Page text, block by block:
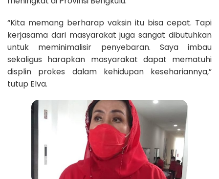
“Kita memang berharap vaksin itu bisa cepat. Tapi
kerjasama dari masyarakat juga sangat dibutuhkan
untuk meminimalisir penyebaran. Saya imbau
sekaligus harapkan masyarakat dapat mematuhi
displin prokes dalam kehidupan kesehariannya,”
tutup Elva.